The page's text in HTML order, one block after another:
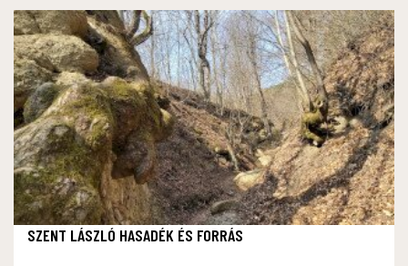
SZENT LÁSZLÓ HASADÉK ÉS FORRÁS